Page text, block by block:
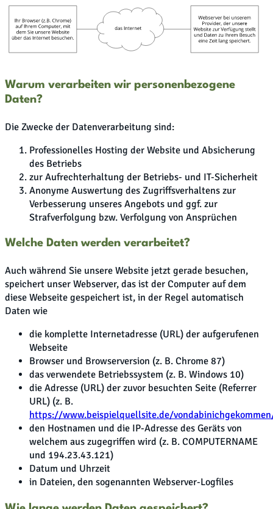
Warum verarbeiten wir personenbezogene
Daten?
Die Zwecke der Datenverarbeitung sind:
Professionelles Hosting der Website und Absicherung
des Betriebs
zur Aufrechterhaltung der Betriebs- und IT-Sicherheit
Anonyme Auswertung des Zugriffsverhaltens zur
Verbesserung unseres Angebots und ggf. zur
Strafverfolgung bzw. Verfolgung von Ansprüchen
Welche Daten werden verarbeitet?
Auch während Sie unsere Website jetzt gerade besuchen,
speichert unser Webserver, das ist der Computer auf dem
diese Webseite gespeichert ist, in der Regel automatisch
Daten wie
die komplette Internetadresse (URL) der aufgerufenen
Webseite
Browser und Browserversion (z. B. Chrome 87)
das verwendete Betriebssystem (z. B. Windows 10)
die Adresse (URL) der zuvor besuchten Seite (Referrer
URL) (z. B.
https://www.beispielquellsite.de/
den Hostnamen und die IP-Adresse des Geräts von
welchem aus zugegriffen wird (z. B. COMPUTERNAME
und 194.23.43.121)
Datum und Uhrzeit
in Dateien, den sogenannten Webserver-Logfiles